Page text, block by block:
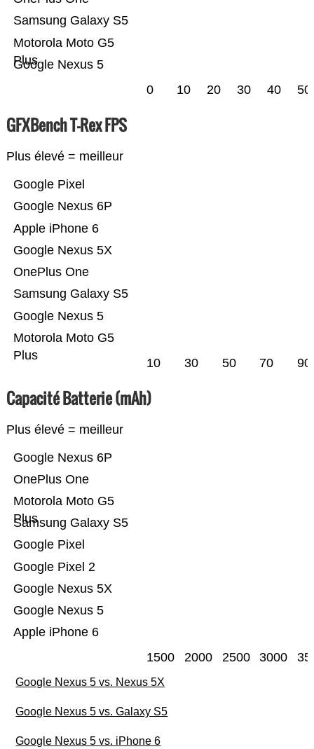
Google Nexus 5
Motorola Moto G5
Plus
Samsung Galaxy S5
0 10 20 30 40 50
GFXBench T-Rex FPS
Plus élevé = meilleur
Motorola Moto G5
Plus
Google Nexus 5
Samsung Galaxy S5
OnePlus One
Google Nexus 5X
Apple iPhone 6
Google Nexus 6P
Google Pixel
10 30 50 70 90
Capacité Batterie (mAh)
Plus élevé = meilleur
Apple iPhone 6
Google Nexus 5
Google Nexus 5X
Google Pixel 2
Google Pixel
Samsung Galaxy S5
Motorola Moto G5
Plus
OnePlus One
Google Nexus 6P
1500 2000 2500 3000
Google Nexus 5 vs. Nexus 5X
Google Nexus 5 vs. Galaxy S5
Google Nexus 5 vs. iPhone 6